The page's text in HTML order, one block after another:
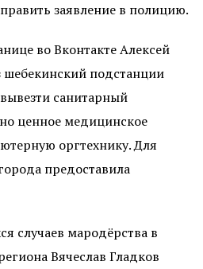
заявление в полицию.
во Вконтакте Алексей
шебекинский подстанции
санитарный
ценное медицинское
оргтехнику. Для
предоставила
случаев мародёрства в
Вячеслав Гладков